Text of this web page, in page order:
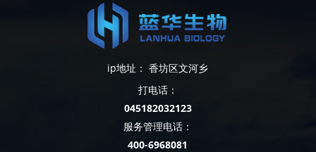
ip地址： 香坊区文河乡
打电话：
045182032123
服务管理电话：
400-6968081